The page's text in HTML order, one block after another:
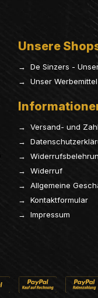
Unsere
→ De Sinzers -
→ Unser
→ Versand- und
→
→
→ Widerruf
→ Allgemeine
→ Kontaktformular
→ Impressum